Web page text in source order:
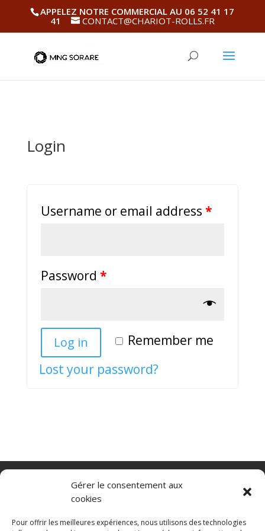
Gérer le consentement aux
cookies
Pour offrir les meilleures expériences, nous utilisons des technologies
APPELEZ NOTRE COMMERCIAL AU 06 52 41 17
41
CONTACT@CHARIOT-ROLLS.FR
Login
Username or email address *
Password *
Remember me
Log in
Lost your password?
Transpalette electrique
CGV
Mentions légales
Politique de confidentialité et protection des